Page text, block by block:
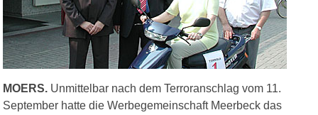
MOERS. Unmittelbar nach dem Terroranschlag vom 11.
September hatte die Werbegemeinschaft Meerbeck das